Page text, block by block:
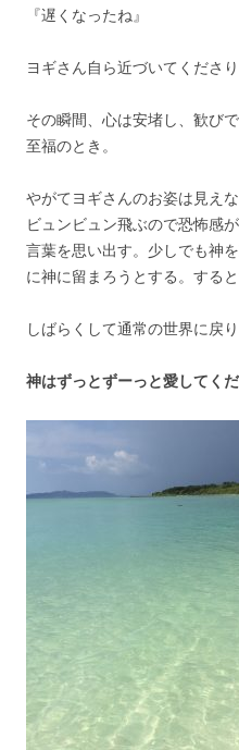
『遅くなったね』
ヨギさん自ら近づいてくださ
その瞬間、心は安堵し、歓び
至福のとき。
やがてヨギさんのお姿は見え
ビュンビュン飛ぶので恐怖感
言葉を思い出す。少しでも神
に神に留まろうとする。する
しばらくして通常の世界に戻り
神はずっとずーっと愛してく